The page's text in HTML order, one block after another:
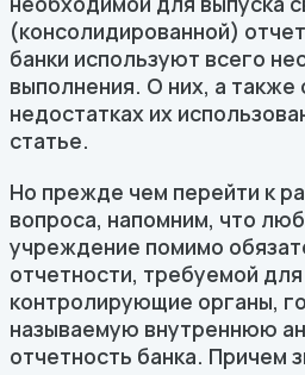
(консолидированной)
банки используют всего
выполнения. О них, а также
недостатках их
статье.
Но прежде чем перейти к
вопроса, напомним, что
учреждение помимо
отчетности, требуемой
контролирующие органы,
называемую внутреннюю
отчетность банка. Причем